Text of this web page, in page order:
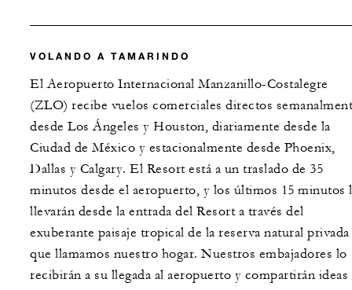
VOLANDO A TAMARINDO
El Aeropuerto Internacional Manzanillo-Costalegre
(ZLO) recibe vuelos comerciales directos
desde Los Ángeles y Houston, diariamente desde la
Ciudad de México y estacionalmente desde Phoenix,
Dallas y Calgary. El Resort está a un traslado de 35
minutos desde el aeropuerto, y los últimos 15 minutos
llevarán desde la entrada del Resort a través del
exuberante paisaje tropical de la reserva natural privada
que llamamos nuestro hogar. Nuestros embajadores lo
recibirán a su llegada al aeropuerto y compartirán ideas